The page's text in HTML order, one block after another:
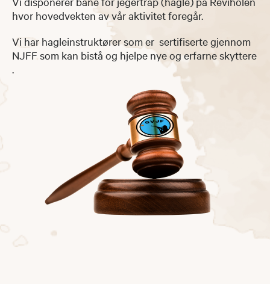
hvor hovedvekten av vår aktivitet foregår.
Vi har hagleinstruktører som er sertifiserte gjennom
NJFF som kan bistå og hjelpe nye og erfarne skyttere
.